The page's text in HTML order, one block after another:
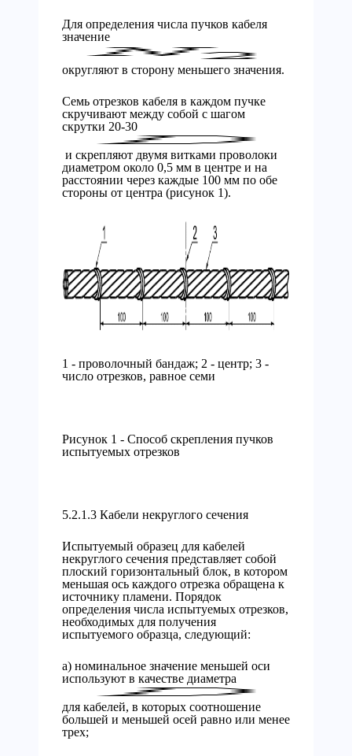
Для определения числа пучков кабеля
значение
округляют в сторону меньшего значения.
Семь отрезков кабеля в каждом пучке
скручивают между собой с шагом
скрутки 20-30
и скрепляют двумя витками проволоки
диаметром около 0,5 мм в центре и на
расстоянии через каждые 100 мм по обе
стороны от центра (рисунок 1).
1 - проволочный бандаж; 2 - центр; 3 -
число отрезков, равное семи
Рисунок 1 - Способ скрепления пучков
испытуемых отрезков
5.2.1.3 Кабели некруглого сечения
Испытуемый образец для кабелей
некруглого сечения представляет собой
плоский горизонтальный блок, в котором
меньшая ось каждого отрезка обращена к
источнику пламени. Порядок
определения числа испытуемых отрезков,
необходимых для получения
испытуемого образца, следующий:
a) номинальное значение меньшей оси
используют в качестве диаметра
для кабелей, в которых соотношение
большей и меньшей осей равно или менее
трех;